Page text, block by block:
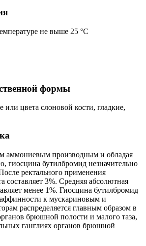
не выше 25 °C
формы
или цвета слоновой кости, гладкие,
аммониевым производным и обладая
гиосцина бутилбромид незначительно
ректального применения
составляет 3%. Средняя абсолютная
менее 1%. Гиосцина бутилбромид
к мускариновым и
распределяется главным образом в
брюшной полости и малого таза,
ганглиях органов брюшной